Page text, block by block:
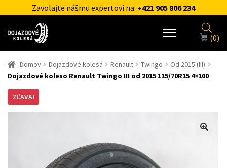
Zavolajte nášmu expertovi na: +421 905 806 234
(0)
Domov Dojazdové kolesá Renault Twingo
Od 2015 (III)
Dojazdové koleso Renault Twingo III od 2015 115/70R15 4×100
ZĽAVA!